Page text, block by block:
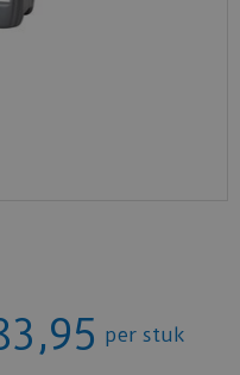
,95 per stuk